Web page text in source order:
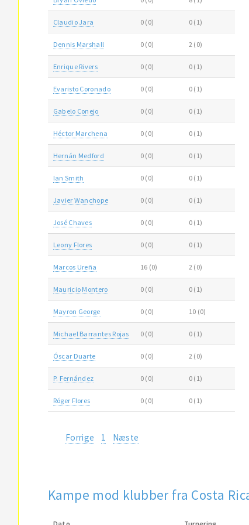
Claudio Jara 0 (0) 0 (1)
Dennis Marshall 0 (0) 2 (0)
Enrique Rivers 0 (0) 0 (1)
Evaristo Coronado 0 (0) 0 (1)
Gabelo Conejo 0 (0) 0 (1)
Héctor Marchena 0 (0) 0 (1)
Hernán Medford 0 (0) 0 (1)
Ian Smith 0 (0) 0 (1)
Javier Wanchope 0 (0) 0 (1)
José Chaves 0 (0) 0 (1)
Leony Flores 0 (0) 0 (1)
Marcos Ureña 16 (0) 2 (0)
Mauricio Montero 0 (0) 0 (1)
Mayron George 0 (0) 10 (0)
Michael Barrantes Rojas 0 (0) 0 (1)
Óscar Duarte 0 (0) 2 (0)
P. Fernández 0 (0) 0 (1)
Róger Flores 0 (0) 0 (1)
Forrige 1 Næste
Kampe mod klubber fra Costa